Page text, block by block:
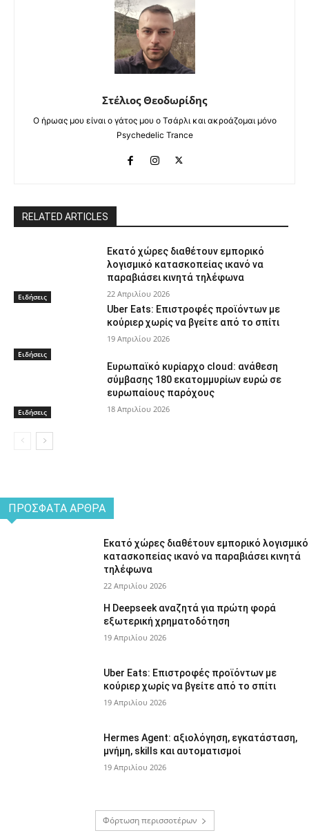
Στέλιος Θεοδωρίδης
Ο ήρωας μου είναι ο γάτος μου ο Τσάρλι και ακροάζομαι μόνο
Psychedelic Trance
RELATED ARTICLES
Ειδήσεις
Εκατό χώρες διαθέτουν εμπορικό
λογισμικό κατασκοπείας ικανό να
παραβιάσει κινητά τηλέφωνα
22 Απριλίου 2026
Ειδήσεις
Uber Eats: Επιστροφές προϊόντων με
κούριερ χωρίς να βγείτε από το σπίτι
19 Απριλίου 2026
Ειδήσεις
Ευρωπαϊκό κυρίαρχο cloud: ανάθεση
σύμβασης 180 εκατομμυρίων ευρώ σε
ευρωπαίους παρόχους
18 Απριλίου 2026
ΠΡΌΣΦΑΤΑ ΆΡΘΡΑ
Εκατό χώρες διαθέτουν εμπορικό λογισμικό
κατασκοπείας ικανό να παραβιάσει κινητά
τηλέφωνα
22 Απριλίου 2026
Η Deepseek αναζητά για πρώτη φορά
εξωτερική χρηματοδότηση
19 Απριλίου 2026
Uber Eats: Επιστροφές προϊόντων με
κούριερ χωρίς να βγείτε από το σπίτι
19 Απριλίου 2026
Hermes Agent: αξιολόγηση, εγκατάσταση,
μνήμη, skills και αυτοματισμοί
19 Απριλίου 2026
Φόρτωση περισσοτέρων